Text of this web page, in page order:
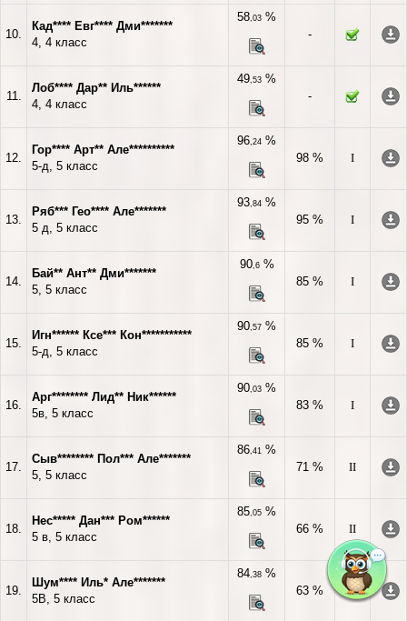
10.
Кад**** Евг**** Дми*******
4, 4 класс
58,03 %
-
11.
Лоб**** Дар** Иль******
4, 4 класс
49,53 %
-
12.
Гор**** Арт** Але**********
5-д, 5 класс
96,24 %
98 %
I
13.
Ряб*** Гео**** Але*******
5 д, 5 класс
93,84 %
95 %
I
14.
Бай** Ант** Дми*******
5, 5 класс
90,6%
85 %
I
15.
Игн****** Ксе*** Кон***********
5-д, 5 класс
90,57 %
85 %
I
16.
Арг******** Лид** Ник******
5в, 5 класс
90,03 %
83 %
I
17.
Сыв******** Пол*** Але*******
5, 5 класс
86,41 %
71 %
II
18.
Нес***** Дан*** Ром******
5 в, 5 класс
85,05 %
66 %
II
19.
Шум**** Иль* Але*******
5В, 5 класс
84,38 %
63 %
II